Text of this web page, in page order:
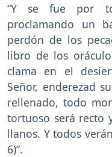
“Y se fue por
proclamando un
perdón de los
libro de los
clama en el
Señor, enderezad
rellenado, todo
tortuoso será recto
llanos. Y todos
6)”.